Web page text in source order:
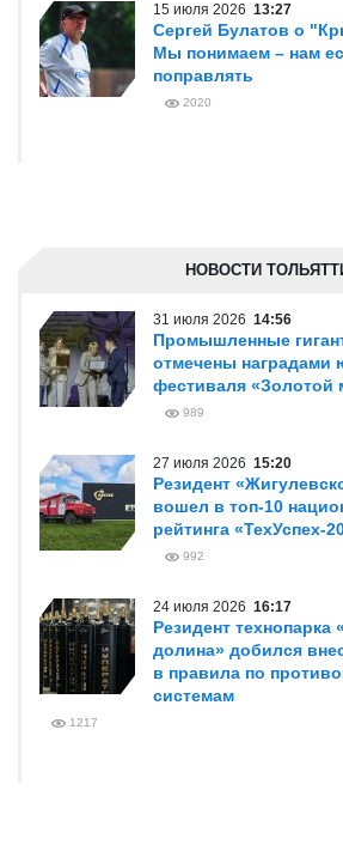
15 июля 2026 13:27
Сергей Булатов о
Мы понимаем – нам
поправлять
2020
НОВОСТИ
31 июля 2026 14:56
Промышленные
отмечены наградами
фестиваля «Золотой
989
27 июля 2026 15:20
Резидент
вошел в топ-10
рейтинга «ТехУспех-
992
24 июля 2026 16:17
Резидент технопарка
долина» добился
в правила по
системам
1217